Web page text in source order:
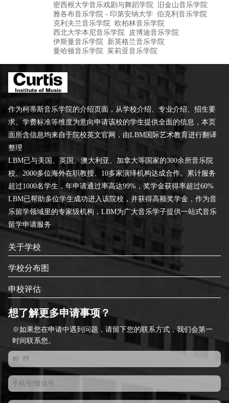
密西根大学音乐戏剧与舞蹈学院
旧金山音乐学院
雅各布音乐学院 - 印第安纳大学 伯克利音乐学院
克利夫兰音乐学院
欧柏林音乐学院
西北大学本尼音乐学院
皮博迪音乐学院
伊斯曼音乐学院
新英格兰音乐学院
曼哈顿音乐学院 茱莉亚音乐学院
作为柯蒂斯音乐学院的介绍页面，从学校介绍、专业介绍、招生要
求、学费标准等维度为意向申请该校的学生提供全面的信息，本页
面所含信息均来自于院校英文官网，由LBM国际艺术教育进行翻译
整理
LBM已与美国、英国、澳大利亚、加拿大等国家的300余所音乐院
校、2000多位海外在职教授、10多家演绎机构达成合作。累计服务
超过1000名学生，年申请通过率高达99%，奖学金获得率超过60%
LBM已帮助多位学生成功进入该院校，并获得高额奖学金，作为音
乐留学领域里的专家级机构，LBM为广大音乐学子提供一站式音乐
留学申请服务
关于学校
学校分布图
申校评估
想了解更多申请事项？
※如果您在申请中遇到问题，请留下您的联系方式，我们会第一
时间联系您。